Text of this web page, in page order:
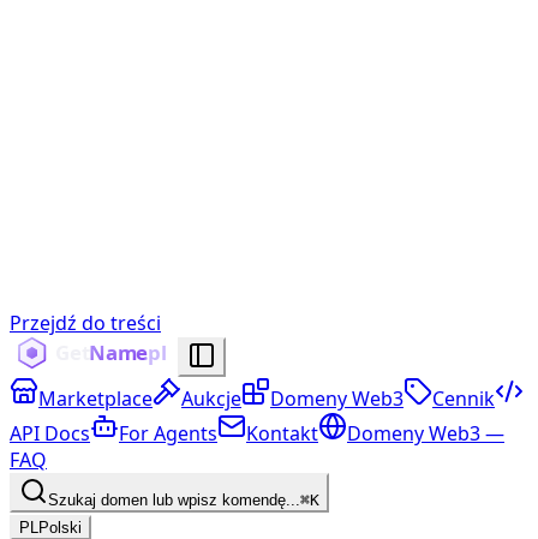
Przejdź do treści
Marketplace Aukcje Domeny Web3
Cennik
API Docs
For Agents Kontakt
Domeny Web3 —
FAQ
Szukaj domen lub wpisz komendę...⌘K
PLPolski